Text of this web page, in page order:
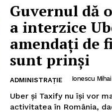
Guvernul dă
a interzice
amendaţi de
sunt prinşi
ADMINISTRAȚIE Ionescu Mihai
Uber şi Taxify nu îşi vor
activitatea în România,